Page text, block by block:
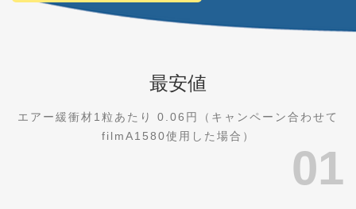
最安値
エアー緩衝材1粒あたり 0.06円（キャンペーン合わせて
filmA1580使用した場合）
01